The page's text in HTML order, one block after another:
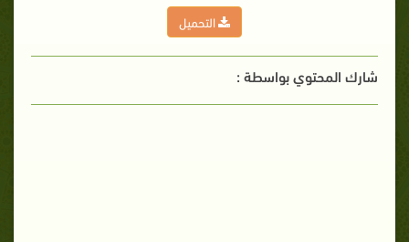
التحميل
شارك المحتوي بواسطة :